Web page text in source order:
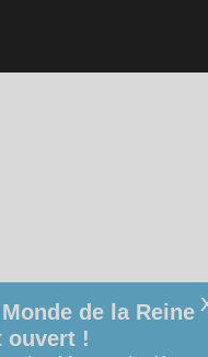
de la Reine
ouvert !